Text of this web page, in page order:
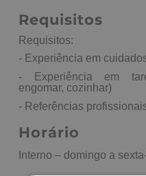
Requisitos
Requisitos:
- Experiência em
- Experiência em
engomar, cozinhar)
- Referências
Horário
Interno – domingo a